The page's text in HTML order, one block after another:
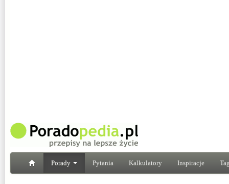
Porady Pytania Kalkulatory Inspiracje